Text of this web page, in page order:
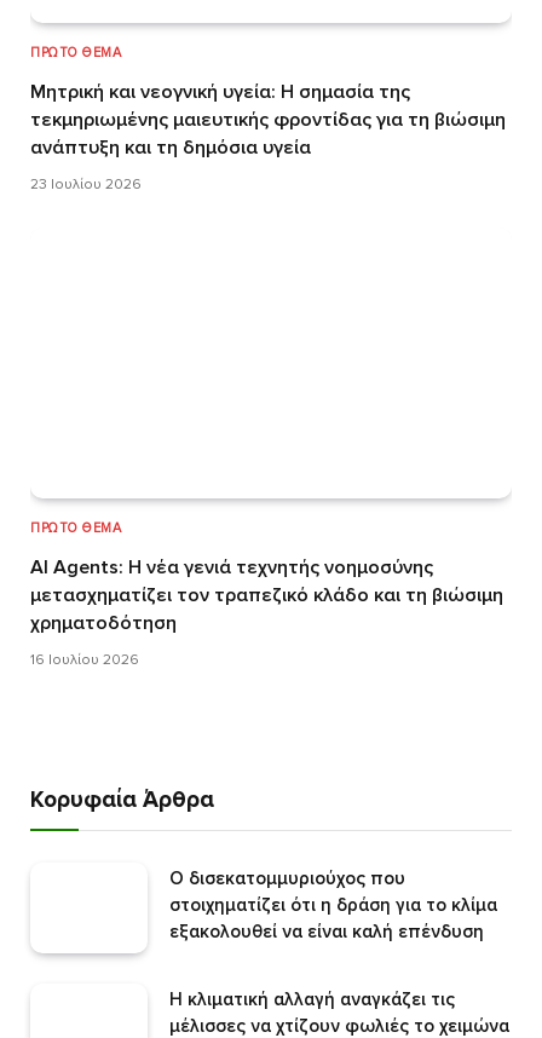
ΠΡΏΤΟ ΘΈΜΑ
Μητρική και νεογνική υγεία: Η σημασία της
τεκμηριωμένης μαιευτικής φροντίδας για τη βιώσιμη
ανάπτυξη και τη δημόσια υγεία
23 Ιουλίου 2026
ΠΡΏΤΟ ΘΈΜΑ
AI Agents: Η νέα γενιά τεχνητής νοημοσύνης
μετασχηματίζει τον τραπεζικό κλάδο και τη βιώσιμη
χρηματοδότηση
16 Ιουλίου 2026
Κορυφαία Άρθρα
O δισεκατομμυριούχος που
στοιχηματίζει ότι η δράση για το κλίμα
εξακολουθεί να είναι καλή επένδυση
Η κλιματική αλλαγή αναγκάζει τις
μέλισσες να χτίζουν φωλιές το χειμώνα